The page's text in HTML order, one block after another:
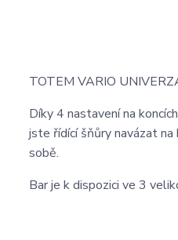
TOTEM VARIO
Díky 4 nastavení na
jste řídící šňůry navázat
sobě.
Bar je k dispozici ve 3